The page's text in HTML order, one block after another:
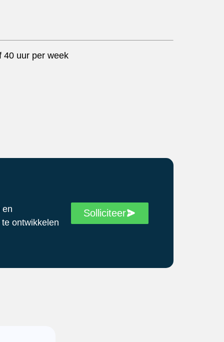
40 uur per week
en
ontwikkelen
Solliciteer